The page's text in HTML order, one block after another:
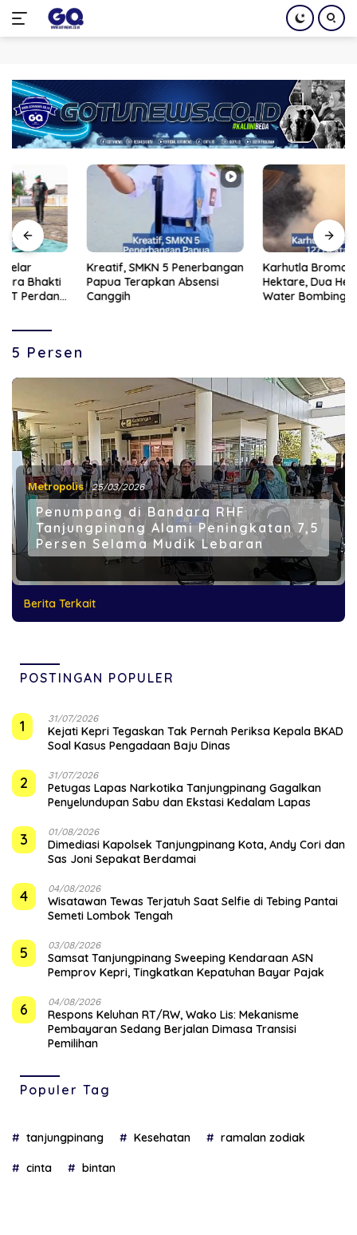
konten
Kreatif, SMKN 5 Penerbangan
Papua Terapkan Absensi
Canggih
Karhutla Bromo Meluas 127
Hektare, Dua Helikopter
Water Bombing Dikerahkan
5 Persen
Metropolis 25/03/2026
Penumpang di Bandara RHF
Tanjungpinang Alami Peningkatan 7,5
Persen Selama Mudik Lebaran
Berita Terkait
POSTINGAN POPULER
1 31/07/2026
Kejati Kepri Tegaskan Tak Pernah Periksa Kepala BKAD
Soal Kasus Pengadaan Baju Dinas
2 31/07/2026
Petugas Lapas Narkotika Tanjungpinang Gagalkan
Penyelundupan Sabu dan Ekstasi Kedalam Lapas
3 01/08/2026
Dimediasi Kapolsek Tanjungpinang Kota, Andy Cori dan
Sas Joni Sepakat Berdamai
4 04/08/2026
Wisatawan Tewas Terjatuh Saat Selfie di Tebing Pantai
Semeti Lombok Tengah
5 03/08/2026
Samsat Tanjungpinang Sweeping Kendaraan ASN
Pemprov Kepri, Tingkatkan Kepatuhan Bayar Pajak
6 04/08/2026
‎Respons Keluhan RT/RW, Wako Lis: Mekanisme
Pembayaran Sedang Berjalan Dimasa Transisi
Pemilihan
Populer Tag
tanjungpinang Kesehatan ramalan zodiak
cinta bintan